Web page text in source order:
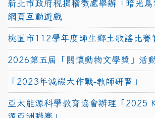
新北市政府稅捐稽徵處舉辦「暗光鳥
網頁互動遊戲
桃園市112學年度師生鄉土歌謠比賽
2026第五屆「關懷動物文學獎」活
「2023年減碳大作戰-教師研習」
亞太能源科學教育協會辦理「2025
源亞洲聯賽」